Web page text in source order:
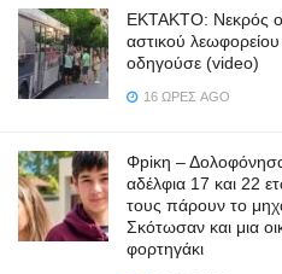
ΕΚΤΑΚΤΟ: Νεκρός
αστικού
οδηγούσε (video)
16 ΏΡΕΣ AGO
Φpiκη –
αδέλφια 17 και 22
τους πάρουν το
Σκότωσαν και μια
φορτηγάκι